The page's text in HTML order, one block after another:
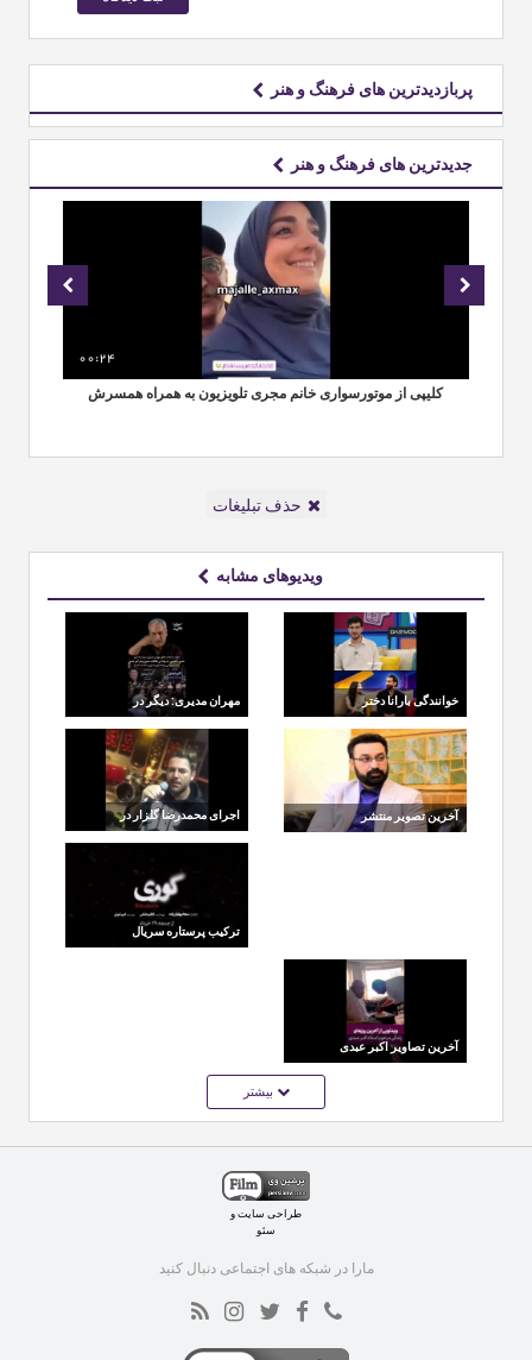
پربازدیدترین های فرهنگ و هنر
جدیدترین های فرهنگ و هنر
00:24
کلیپی از موتورسواری خانم مجری تلویزیون به همراه همسرش
حذف تبلیغات
ویدیوهای مشابه
خوانندگی بارانا دختر
علیرضا بیرانوند در برنامه
قیاسی
مهران مدیری: دیگر در
هیچ مراسم خاکسپاری
شرکت نمی‌کنم
آخرین تصویر منتشر
اجرای محمدرضا گلزار در
تمرین موسیقی
ترکیب پرستاره سریال
آخرین تصاویر اکبر عبدی
پایانی زندگی او
بیشتر
طراحی سایتو
سئو
مارا در شبکه های اجتماعی دنبال کنید